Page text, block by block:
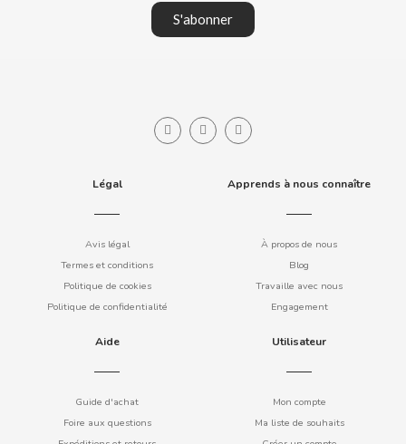
MAHOU
S'abonner
Légal
Avis légal
Termes et conditions
Politique de cookies
Politique de confidentialité
Apprends à nous connaître
À propos de nous
Blog
Travaille avec nous
Engagement
Aide
Guide d'achat
Foire aux questions
Utilisateur
Mon compte
Ma liste de souhaits